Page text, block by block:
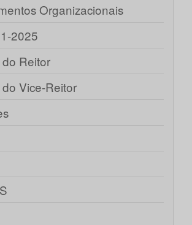
Organizacionais
2025
Reitor
Vice-Reitor